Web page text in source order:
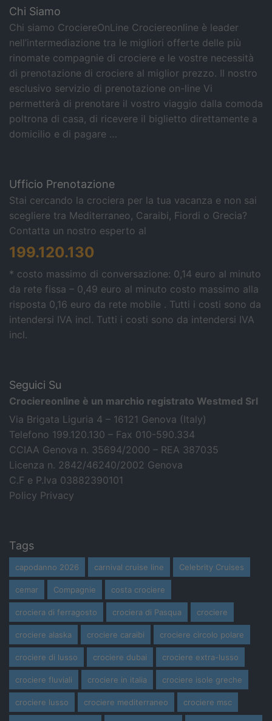
Chi Siamo
Chi siamo CrociereOnLine Crociereonline è leader
nell’intermediazione tra le migliori offerte delle più
rinomate compagnie di crociere e le vostre necessità
di prenotazione di crociere al miglior prezzo. Il nostro
esclusivo servizio di prenotazione on-line Vi
permetterà di prenotare il vostro viaggio dalla comoda
poltrona di casa, di ricevere il biglietto direttamente a
domicilio e di pagare …
Ufficio Prenotazione
Stai cercando la crociera per la tua vacanza e non sai
scegliere tra Mediterraneo, Caraibi, Fiordi o Grecia?
Contatta un nostro esperto al
199.120.130
* costo massimo di conversazione: 0,14 euro al minuto
da rete fissa – 0,49 euro al minuto costo massimo alla
risposta 0,16 euro da rete mobile . Tutti i costi sono da
intendersi IVA incl. Tutti i costi sono da intendersi IVA
incl.
Seguici Su
Crociereonline è un marchio registrato Westmed Srl
Via Brigata Liguria 4 – 16121 Genova (Italy)
Telefono 199.120.130 – Fax 010-590.334
CCIAA Genova n. 35694/2000 – REA 387035
Licenza n. 2842/46240/2002 Genova
C.F e P.Iva 03882390101
Policy Privacy
Tags
capodanno 2026 carnival cruise line Celebrity Cruises
cemar Compagnie costa crociere
crociera di ferragosto crociera di Pasqua crociere
crociere alaska crociere caraibi crociere circolo polare
crociere di lusso crociere dubai crociere extra-lusso
crociere fluviali crociere in italia crociere isole greche
crociere lusso crociere mediterraneo crociere msc